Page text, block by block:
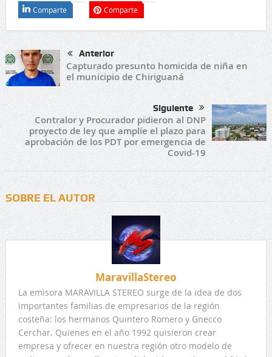
Comparte Comparte
Anterior
Capturado presunto homicida de niña en
el municipio de Chiriguaná
Siguiente
Contralor y Procurador pidieron al DNP
proyecto de ley que amplíe el plazo para
aprobación de los PDT por emergencia de
Covid-19
SOBRE EL AUTOR
MaravillaStereo
La emisora MARAVILLA STEREO surge de la idea de dos
importantes familias de empresarios de la región
costeña: los hermanos Quintero Romero y Gnecco
Cerchar. Quienes en el año 1992 quisieron crear
empresa y ofrecer en nuestra región otro modelo de